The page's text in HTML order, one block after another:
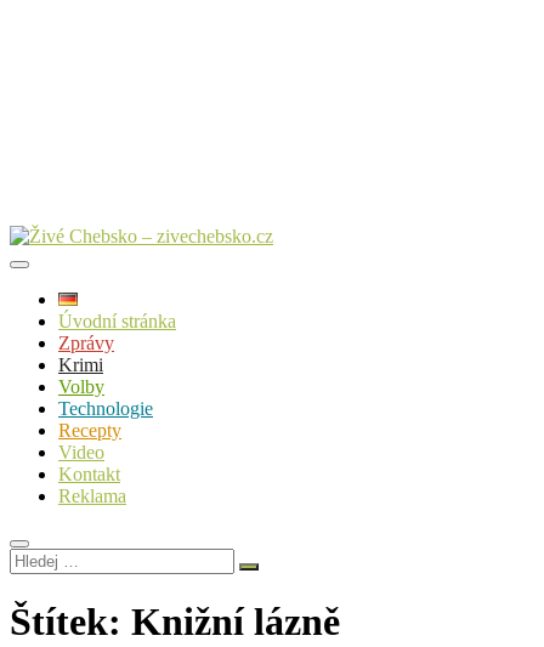
Úvodní stránka
Zprávy
Krimi
Volby
Technologie
Recepty
Video
Kontakt
Reklama
Hledej
…
Štítek: Knižní lázně